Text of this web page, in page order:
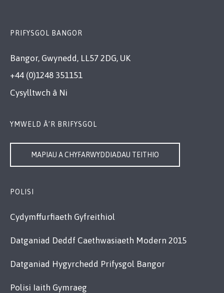
PRIFYSGOL BANGOR
Bangor, Gwynedd, LL57 2DG, UK
+44 (0)1248 351151
Cysylltwch â Ni
YMWELD Â’R BRIFYSGOL
MAPIAU A CHYFARWYDDIADAU TEITHIO
POLISI
Cydymffurfiaeth Gyfreithiol
Datganiad Deddf Caethwasiaeth Modern 2015
Datganiad Hygyrchedd Prifysgol Bangor
Polisi Iaith Gymraeg